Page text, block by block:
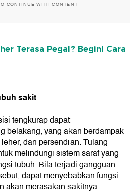
CONTINUE WITH CONTENT
Terasa Pegal? Begini Cara
sakit
tengkurap dapat
belakang, yang akan berdampak
dan persendian. Tulang
melindungi sistem saraf yang
tubuh. Bila terjadi gangguan
dapat menyebabkan fungsi
akan merasakan sakitnya.